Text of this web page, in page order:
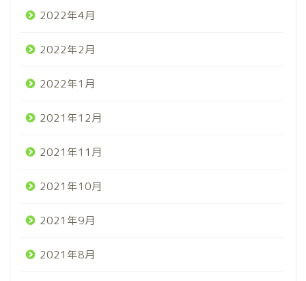
2022年4月
2022年2月
2022年1月
2021年12月
2021年11月
2021年10月
2021年9月
2021年8月